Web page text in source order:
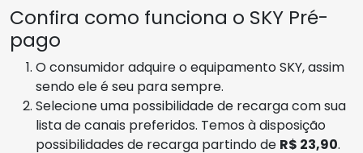
Confira como funciona o SKY Pré-
pago
O consumidor adquire o equipamento SKY, assim
sendo ele é seu para sempre.
Selecione uma possibilidade de recarga com sua
lista de canais preferidos. Temos à disposição
possibilidades de recarga partindo de R$ 23,90.